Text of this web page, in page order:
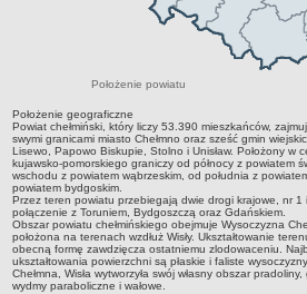
Samodzielne stanowiska pracy
Adres i godziny pracy
Elektroniczna Skrzynka Podawcza
Procedura antymobbingowa
Standardy ochrony małoletnich
SYGNALISTA
AKTUALNOŚCI I OGŁOSZENIA
OBWIESZCZENIA (Z ART. 49 KPA)
Położenie powiatu
Położenie geograficzne
Powiat chełmiński, który liczy 53.390 mieszkańców,
swymi granicami miasto Chełmno oraz sześć gmin
Lisewo, Papowo Biskupie, Stolno i Unisław. Położony w
kujawsko-pomorskiego graniczy od północy z powiatem
wschodu z powiatem wąbrzeskim, od południa z
powiatem bydgoskim.
Przez teren powiatu przebiegają dwie drogi krajowe, nr 1
połączenie z Toruniem, Bydgoszczą oraz Gdańskiem.
Obszar powiatu chełmińskiego obejmuje Wysoczyzna
położona na terenach wzdłuż Wisły. Ukształtowanie
obecną formę zawdzięcza ostatniemu zlodowaceniu.
ukształtowania powierzchni są płaskie i faliste
Chełmna, Wisła wytworzyła swój własny obszar
wydmy paraboliczne i wałowe.